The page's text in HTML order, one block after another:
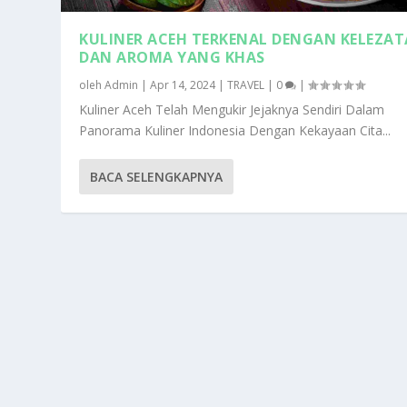
KULINER ACEH TERKENAL DENGAN
DAN AROMA YANG KHAS
olehAdmin |Apr 14, 2024|TRAVEL | 0 |
Kuliner Aceh Telah Mengukir Jejaknya Sendiri Dalam
Panorama Kuliner Indonesia Dengan Kekayaan Cita...
BACA SELENGKAPNYA